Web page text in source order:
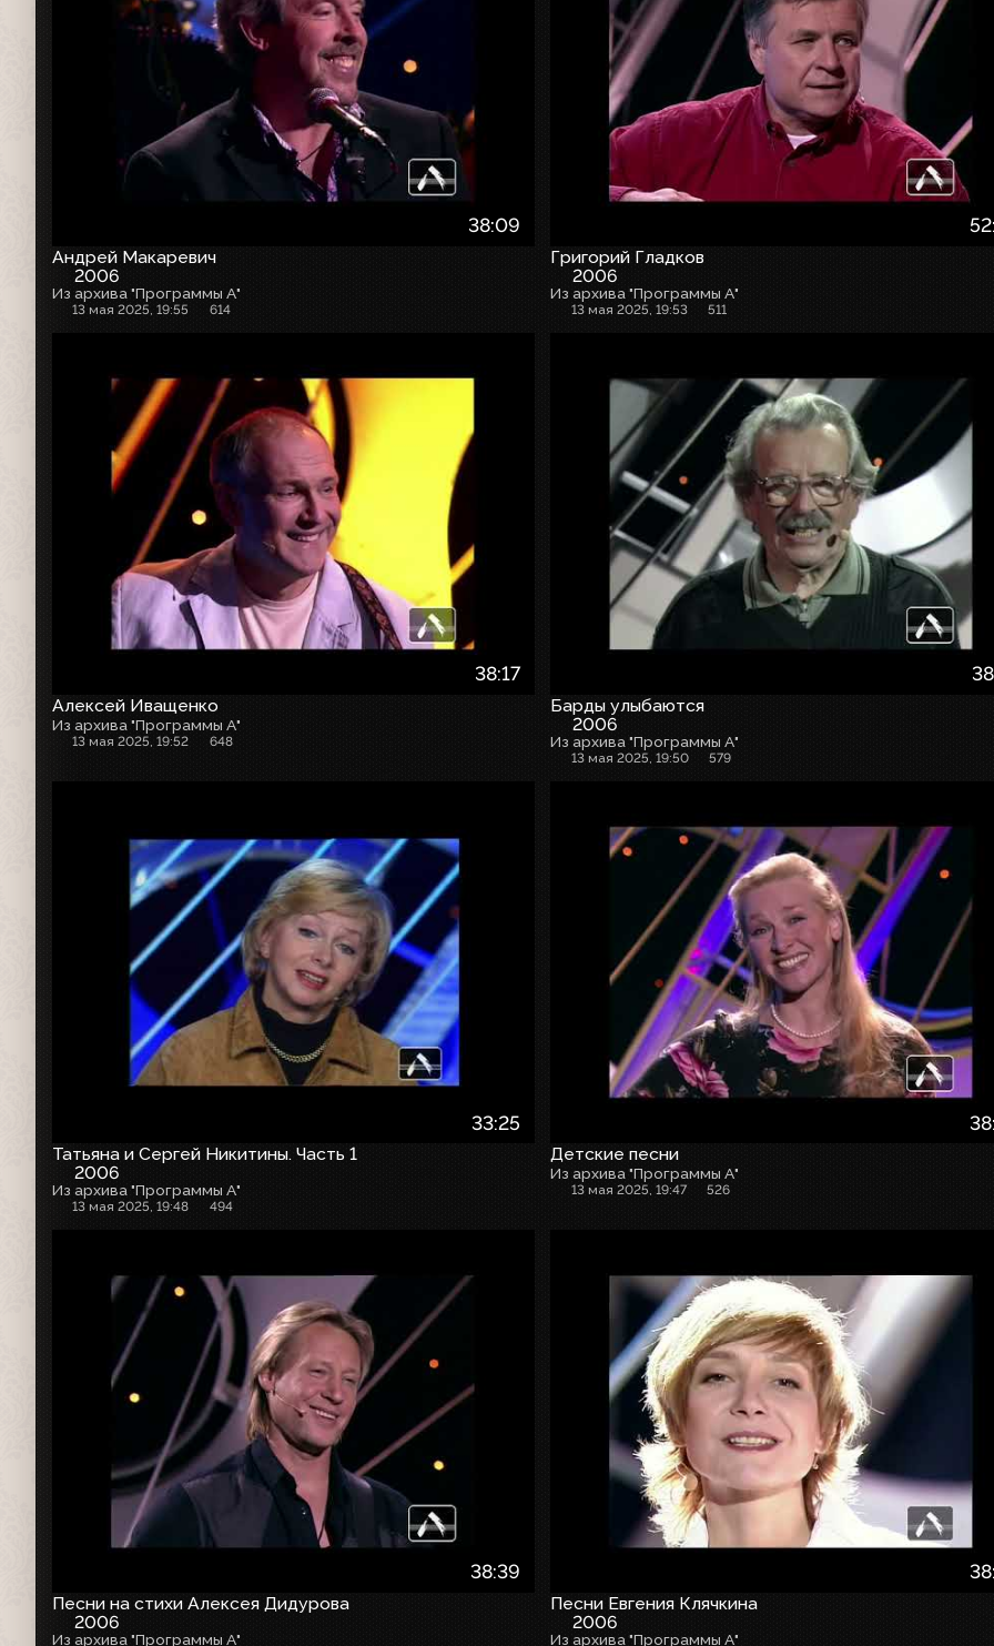
38:09
Андрей Макаревич
2006
Из архива "Программы А"
13 мая 2025, 19:55 614
Григорий Гладков
2006
Из архива "Программы А"
13 мая 2025, 19:53 511
38:17
Алексей Иващенко
Из архива "Программы А"
13 мая 2025, 19:52 648
Барды улыбаются
2006
Из архива "Программы А"
13 мая 2025, 19:50 579
33:25
Татьяна и Сергей Никитины. Часть 1
2006
Из архива "Программы А"
13 мая 2025, 19:48 494
Детские песни
Из архива "Программы А"
13 мая 2025, 19:47 526
38:39
Песни на стихи Алексея Дидурова
2006
Из архива "Программы А"
Песни Евгения Клячкина
2006
Из архива "Программы А"